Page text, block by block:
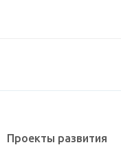
Проекты развития